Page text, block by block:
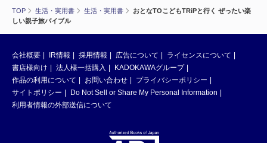
TOP 生活・実用書 生活・実用書
おとなTOこどもTRiPと行く ぜったい楽
しい親子旅バイブル
会社概要 IR情報 採用情報 広告について
ライセンスについて
書店様向け
法人様一括購入
KADOKAWAグループ
作品の利用について
お問い合わせ
プライバシーポリシー
サイトポリシー
Do Not Sell or Share My Personal Information
利用者情報の外部送信について